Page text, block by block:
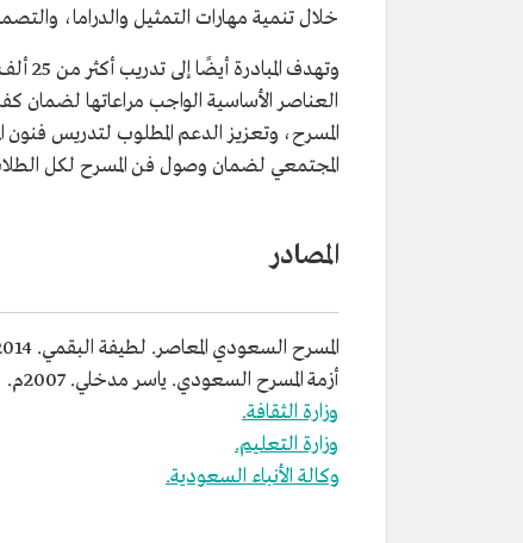
خلال تنمية مهارات التمثيل والدراما،
العناصر الأساسية الواجب مراعاتها لضمان
المسرح، وتعزيز الدعم المطلوب لتدريس فنون
المجتمعي لضمان وصول فن المسرح لكل
المصادر
المسرح السعودي المعاصر. لطيفة البقمي. 2014م.
أزمة المسرح السعودي. ياسر مدخلي. 2007م.
وزارة الثقافة.
وزارة التعليم.
وكالة الأنباء السعودية.